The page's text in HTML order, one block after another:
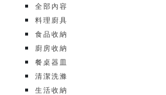
全部內容
料理廚具
食品收納
廚房收納
餐桌器皿
清潔洗滌
生活收納